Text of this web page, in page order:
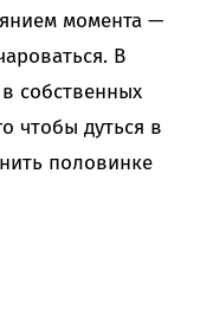
момента —
В
собственных
чтобы дуться в
половинке